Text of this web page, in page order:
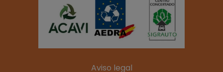
Aviso legal